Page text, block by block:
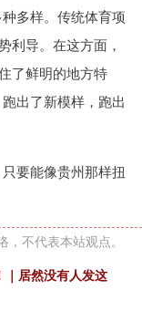
多样。传统体育项
利导。在这方面，
了鲜明的地方特
出了新模样，跑出
要能像贵州那样扭
不代表本站观点。
｜居然没有人发这